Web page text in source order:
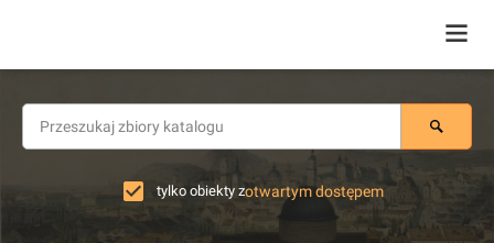
tylko obiekty zotwartym dostępem